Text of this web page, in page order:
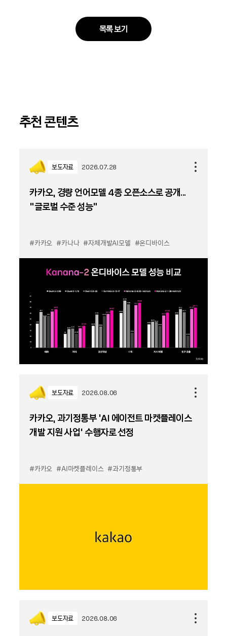
목록 보기
추천 콘텐츠
보도자료 2026.07.28
카카오, 경량 언어모델 4종 오픈소스로 공개...
“글로벌 수준 성능”
#카카오 #카나나 #자체개발AI모델 #온디바이스
보도자료 2026.08.06
카카오, 과기정통부 ‘AI 에이전트 마켓플레이스
개발 지원 사업’ 수행자로 선정
#카카오 #AI마켓플레이스 #과기정통부
보도자료 2026.08.06